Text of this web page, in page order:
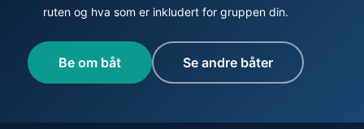
ruten og hva som er inkludert for gruppen din.
Be om båt Se andre båter